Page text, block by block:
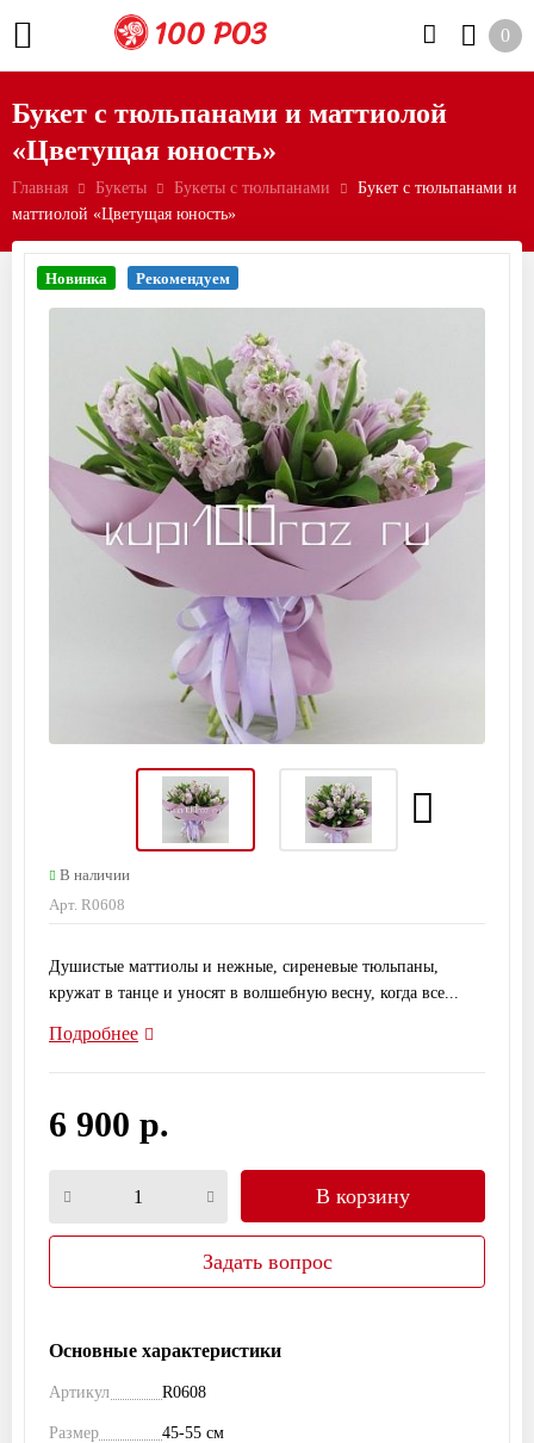
0
Букет с тюльпанами и маттиолой
«Цветущая юность»
Главная Букеты Букеты с тюльпанами
Букет с тюльпанами и
маттиолой «Цветущая юность»
Новинка Рекомендуем
В наличии
Арт. R0608
Душистые маттиолы и нежные, сиреневые тюльпаны,
кружат в танце и уносят в волшебную весну, когда все...
Подробнее
6 900 р.
В корзину
Задать вопрос
Основные характеристики
Артикул R0608
Размер 45-55 см